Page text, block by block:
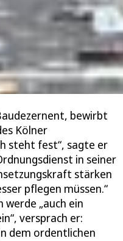
bewirbt
Kölner
steht fest“, sagte er
in seiner
stärken
pflegen müssen.“
werde „auch ein
versprach er:
dem ordentlichen